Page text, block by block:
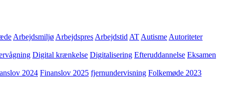
Arbejdsmiljø Arbejdspres Arbejdstid AT Autisme Autoriteter
Digital krænkelse Digitalisering Efteruddannelse Eksamen
2024 Finanslov 2025 fjernundervisning Folkemøde 2023